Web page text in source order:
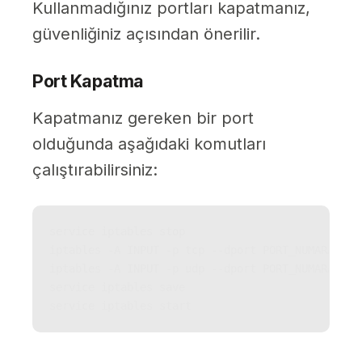
Kullanmadığınız portları kapatmanız,
güvenliğiniz açısından önerilir.
Port Kapatma
Kapatmanız gereken bir port
olduğunda aşağıdaki komutları
çalıştırabilirsiniz: